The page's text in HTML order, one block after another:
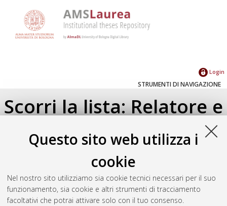
Questo sito web utilizza i
cookie
Nel nostro sito utilizziamo sia cookie tecnici necessari per il suo
funzionamento, sia cookie e altri strumenti di tracciamento
facoltativi che potrai attivare solo con il tuo consenso.
Login
STRUMENTI DI NAVIGAZIONE
Scorri la lista: Relatore e
Correlatore
Seleziona un valore dall'elenco sottostante.
2019(1)